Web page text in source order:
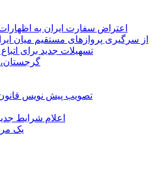
اعتراض سفارت ایران به
از سرگیری پروازهای مستقیم میان
تسهیلات جدید برای
تصویب پیش نویس قانون
اعلام شرایط
یک مرد